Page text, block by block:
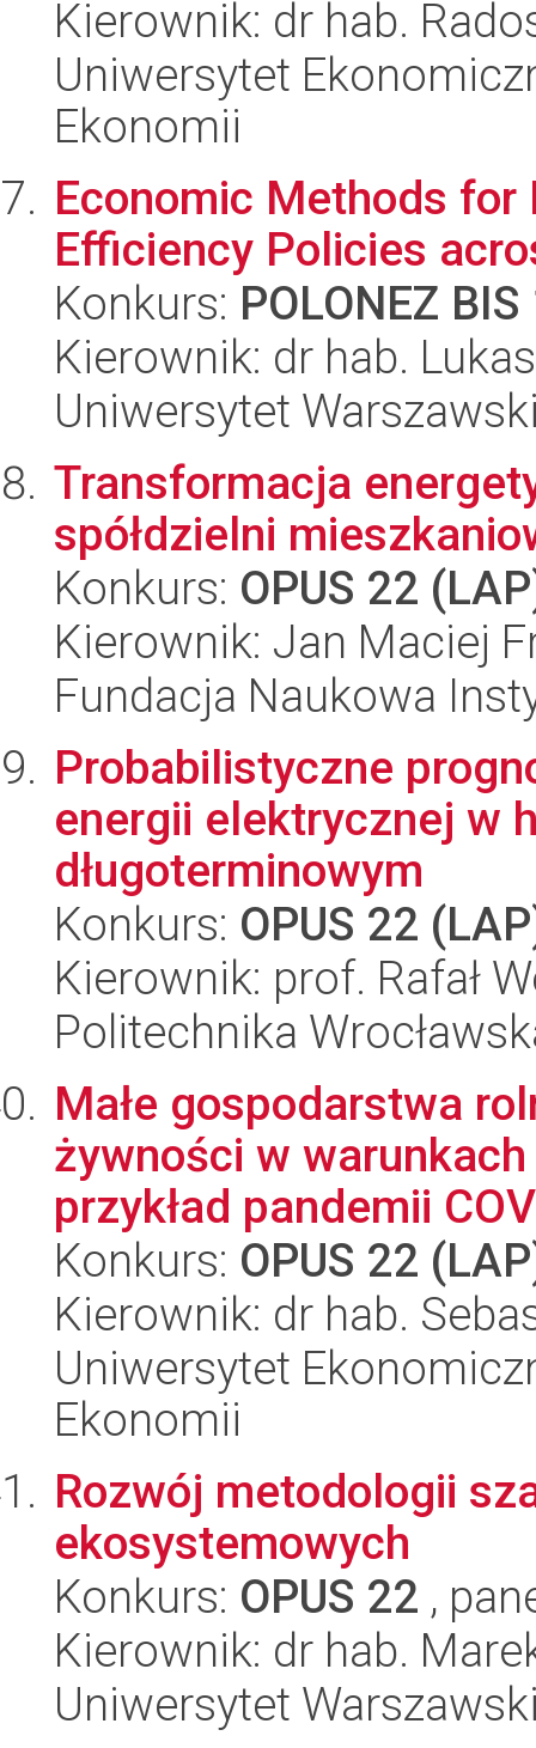
Kierownik: dr hab.
Uniwersytet
Ekonomii
Economic Methods for
Efficiency Policies
Konkurs: POLONEZ BIS
Kierownik: dr hab.
Uniwersytet
Transformacja
spółdzielni
Konkurs: OPUS 22
Kierownik: Jan Maciej
Fundacja Naukowa
Probabilistyczne
energii elektrycznej w
długoterminowym
Konkurs: OPUS 22
Kierownik: prof. Rafał
Politechnika
Małe gospodarstwa
żywności w
przykład pandemii
Konkurs: OPUS 22
Kierownik: dr hab.
Uniwersytet
Ekonomii
Rozwój metodologii
ekosystemowych
Konkurs: OPUS 22 ,
Kierownik: dr hab.
Uniwersytet